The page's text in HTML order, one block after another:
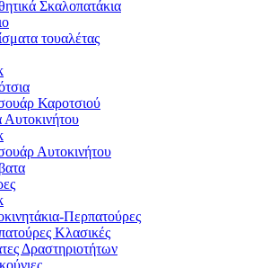
Σκαλοπατάκια
τουαλέτας
Καροτσιού
Αυτοκινήτου
Περπατούρες
Κλασικές
Δραστηριοτήτων